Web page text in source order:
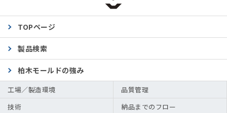
TOPページ
製品検索
柏木モールドの強み
工場／製造環境
品質管理
技術
納品までのフロー